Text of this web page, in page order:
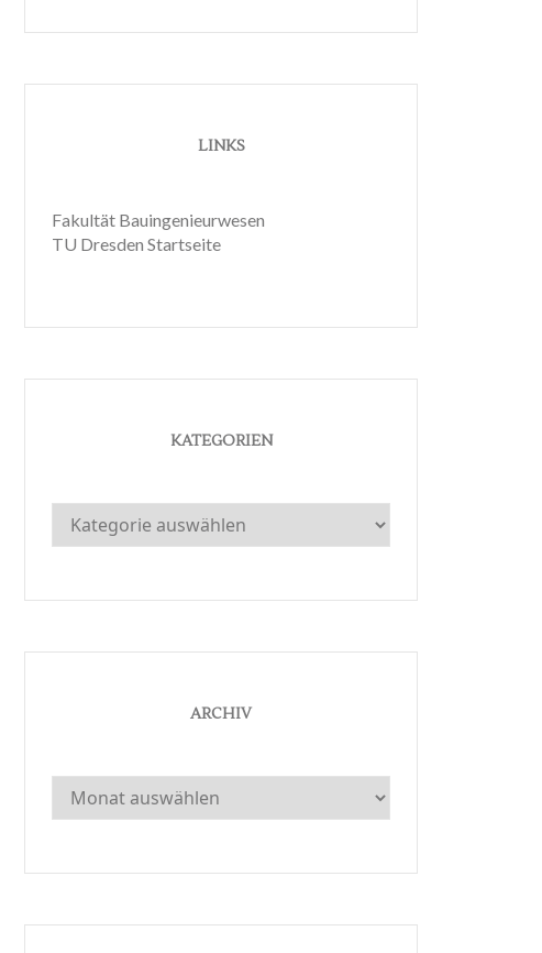
LINKS
Fakultät Bauingenieurwesen
TU Dresden Startseite
KATEGORIEN
Kategorien
ARCHIV
Archiv